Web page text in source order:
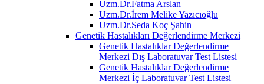
Uzm.Dr.Fatma Arslan
Uzm.Dr.İrem Melike Yazıcıoğlu
Uzm.Dr.Seda Koç Şahin
Genetik Hastalıkları Değerlendirme Merkezi
Genetik Hastalıklar Değerlendirme
Merkezi Dış Laboratuvar Test Listesi
Genetik Hastalıklar Değerlendirme
Merkezi İç Laboratuvar Test Listesi